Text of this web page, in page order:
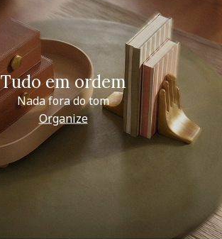
Tudo em ordem
Nada fora do tom
Organize